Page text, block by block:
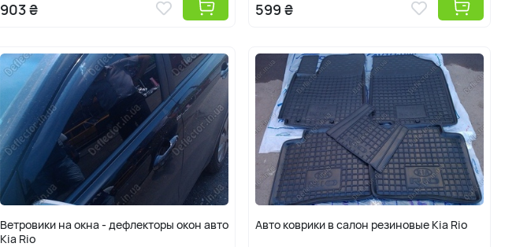
903 ₴ 599 ₴
Ветровики на окна - дефлекторы окон авто
Kia Rio
Авто коврики в салон резиновые Kia Rio